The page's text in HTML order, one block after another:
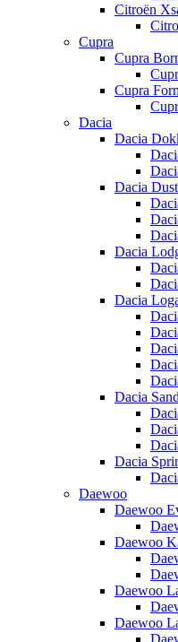
Citroën
Cupra
Cupra
Cupra
Dacia
Dacia
Dacia
Dacia
Dacia
Dacia
Dacia
Daewoo
Daewoo
Daewoo
Daewoo
Daewoo